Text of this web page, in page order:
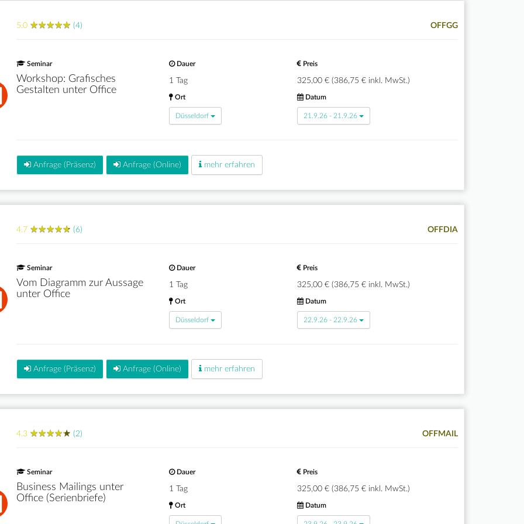
5.0 ★★★★★
★★★★★ (4) OFFGG
Seminar
Workshop: Grafisches
Gestalten unter Office
Dauer
1 Tag
Preis
325,00 € (386,75 € inkl. MwSt.)
Ort
Düsseldorf
Datum
21.9.26 - 21.9.26
Anfrage (Präsenz) Anfrage (Online) mehr erfahren
4.7 ★★★★★
★★★★★ (6) OFFDIA
Seminar
Vom Diagramm zur Aussage
unter Office
Dauer
1 Tag
Preis
325,00 € (386,75 € inkl. MwSt.)
Ort
Düsseldorf
Datum
22.9.26 - 22.9.26
Anfrage (Präsenz) Anfrage (Online) mehr erfahren
4.3 ★★★★★
★★★★★ (2) OFFMAIL
Seminar
Business Mailings unter
Office (Serienbriefe)
Dauer
1 Tag
Preis
325,00 € (386,75 € inkl. MwSt.)
Ort Datum